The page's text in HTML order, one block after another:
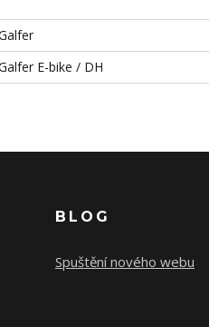
E-bike / DH
BLOG
Spuštění nového webu